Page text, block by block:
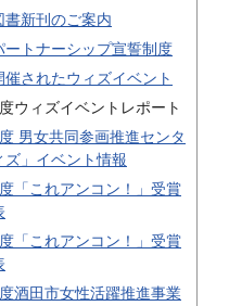
書新刊のご案内
ートナーシップ宣誓制度
催されたウィズイベント
ウィズイベントレポート
男女共同参画推進センタ
ズ」イベント情報
「これアンコン！」受賞
「これアンコン！」受賞
酒田市女性活躍推進事業